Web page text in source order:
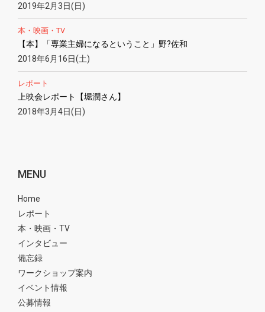
2019年2月3日(日)
本・映画・TV
【本】「専業主婦になるということ」野?佐和
2018年6月16日(土)
レポート
上映会レポート【堀潤さん】
2018年3月4日(日)
MENU
Home
レポート
本・映画・TV
インタビュー
備忘録
ワークショップ案内
イベント情報
公募情報